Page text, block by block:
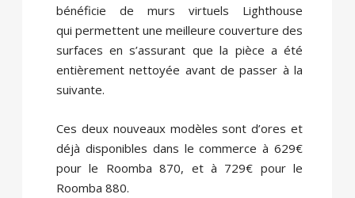
bénéficie de murs virtuels Lighthouse
qui permettent une meilleure couverture des
surfaces en s’assurant que la pièce a été
entièrement nettoyée avant de passer à la
suivante.
Ces deux nouveaux modèles sont d’ores et
déjà disponibles dans le commerce à 629€
pour le Roomba 870, et à 729€ pour le
Roomba 880.